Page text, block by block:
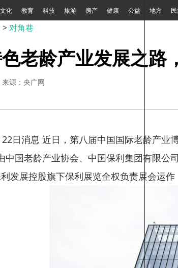
文化 教育 科技 旅游 房产 健康 公益 地方
>对角巷
老龄产业发展之路
来源：央广网
日消息 近日，第八届中国国际老龄产业
中国老龄产业协会、中国保利集团有限
发展控股旗下保利展览全权负责展会运